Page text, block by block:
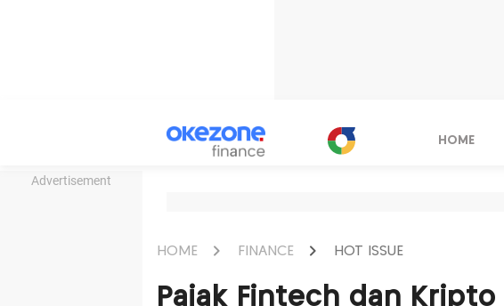
Advertisement
HOME
HOME FINANCE HOT ISSUE
Pajak Fintech dan Kripto